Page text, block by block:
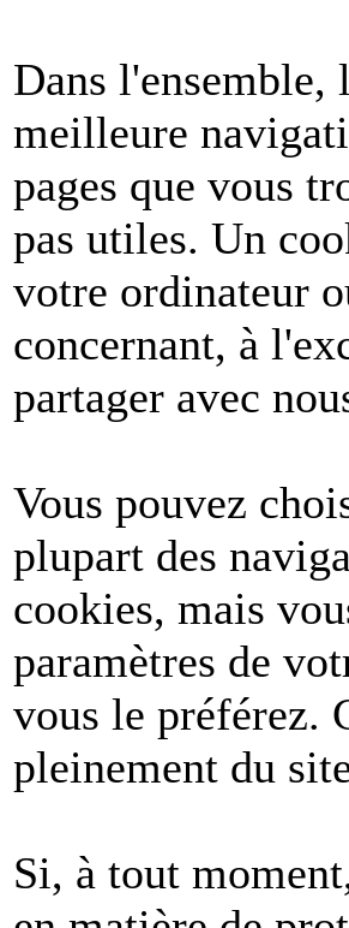
Dans l'ensemble,
meilleure
pages que vous
pas utiles. Un
votre ordinateur
concernant, à
partager avec
Vous pouvez
plupart des
cookies, mais
paramètres de
vous le préférez.
pleinement du
Si, à tout